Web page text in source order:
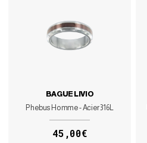
BAGUE LIVIO
Phebus Homme - Acier 316L
45,00€